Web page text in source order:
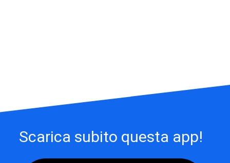
Scarica subito questa app!